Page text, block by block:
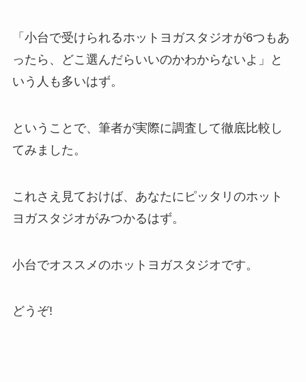
「小台で受けられるホットヨガスタジオが6つもあ
ったら、どこ選んだらいいのかわからないよ」と
いう人も多いはず。
ということで、筆者が実際に調査して徹底比較し
てみました。
これさえ見ておけば、あなたにピッタリのホット
ヨガスタジオがみつかるはず。
小台でオススメのホットヨガスタジオです。
どうぞ!